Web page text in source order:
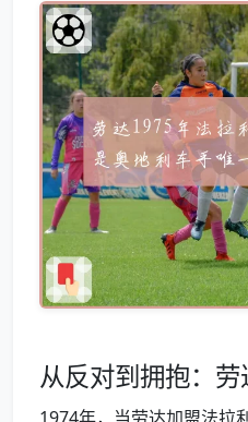
从反对到拥抱：
1974年，当劳达加盟法拉